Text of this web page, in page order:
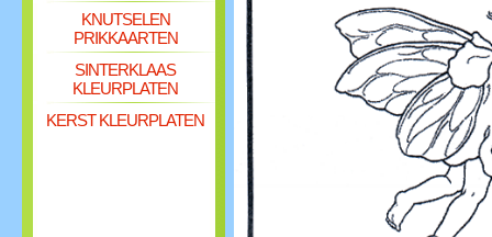
KNUTSELEN
PRIKKAARTEN
SINTERKLAAS
KLEURPLATEN
KERST KLEURPLATEN